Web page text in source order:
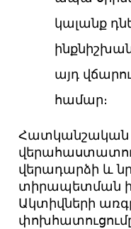
կալանք
այդ
համար։
Հատկանշական
վերադարձի և
տիրապետման
Ակտիվների